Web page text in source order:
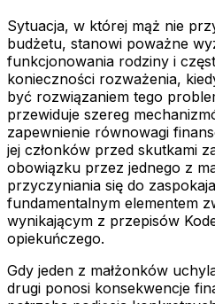
Sytuacja, w której mąż nie
budżetu, stanowi poważne
funkcjonowania rodziny i
konieczności rozważenia,
być rozwiązaniem tego
przewiduje szereg
zapewnienie równowagi
jej członków przed skutkami
obowiązku przez jednego z
przyczyniania się do
fundamentalnym elementem
wynikającym z przepisów
opiekuńczego.
Gdy jeden z małżonków
drugi ponosi konsekwencje